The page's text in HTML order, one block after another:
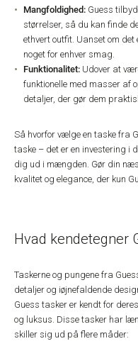
Mangfoldighed: Guess
størrelser, så du kan finde
ethvert outfit. Uanset om
noget for enhver smag.
Funktionalitet: Udover at
funktionelle med masser af
detaljer, der gør dem
Så hvorfor vælge en taske fra
taske – det er en investering i
dig ud i mængden. Gør din
kvalitet og elegance, der kun
Hvad kendetegner
Taskerne og pungene fra
detaljer og iøjnefaldende
Guess tasker er kendt for
og luksus. Disse tasker har
skiller sig ud på flere måder: